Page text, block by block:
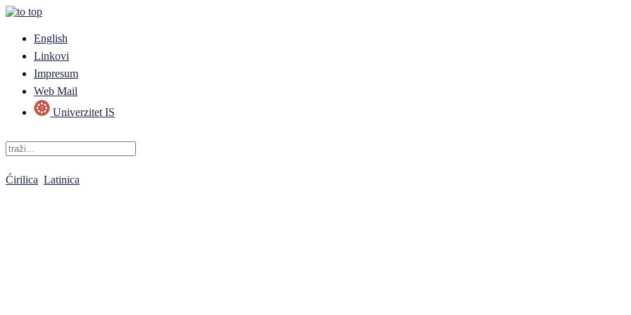
English
Linkovi
Impresum
Web Mail
Univerzitet IS
Ćirilica Latinica